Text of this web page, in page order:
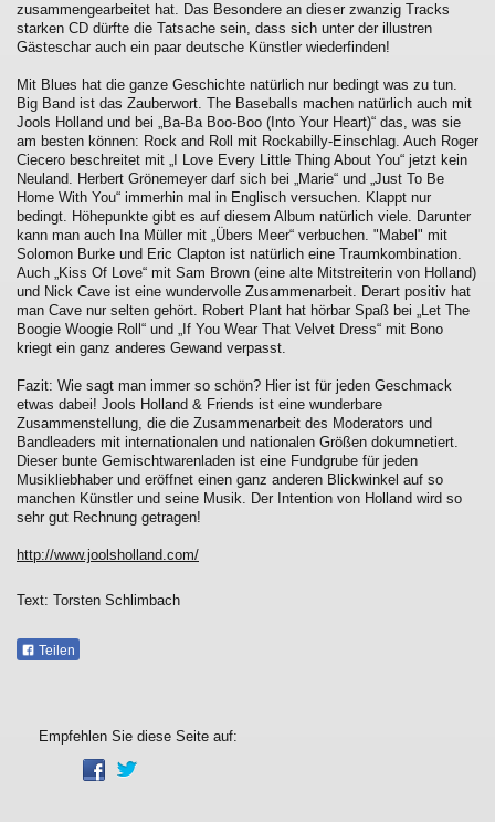
zusammengearbeitet hat. Das Besondere an dieser zwanzig Tracks
starken CD dürfte die Tatsache sein, dass sich unter der illustren
Gästeschar auch ein paar deutsche Künstler wiederfinden!
Mit Blues hat die ganze Geschichte natürlich nur bedingt was zu tun.
Big Band ist das Zauberwort. The Baseballs machen natürlich auch mit
Jools Holland und bei „Ba-Ba Boo-Boo (Into Your Heart)“ das, was sie
am besten können: Rock and Roll mit Rockabilly-Einschlag. Auch Roger
Ciecero beschreitet mit „I Love Every Little Thing About You“ jetzt kein
Neuland. Herbert Grönemeyer darf sich bei „Marie“ und „Just To Be
Home With You“ immerhin mal in Englisch versuchen. Klappt nur
bedingt. Höhepunkte gibt es auf diesem Album natürlich viele. Darunter
kann man auch Ina Müller mit „Übers Meer“ verbuchen. "Mabel" mit
Solomon Burke und Eric Clapton ist natürlich eine Traumkombination.
Auch „Kiss Of Love“ mit Sam Brown (eine alte Mitstreiterin von Holland)
und Nick Cave ist eine wundervolle Zusammenarbeit. Derart positiv hat
man Cave nur selten gehört. Robert Plant hat hörbar Spaß bei „Let The
Boogie Woogie Roll“ und „If You Wear That Velvet Dress“ mit Bono
kriegt ein ganz anderes Gewand verpasst.
Fazit: Wie sagt man immer so schön? Hier ist für jeden Geschmack
etwas dabei! Jools Holland & Friends ist eine wunderbare
Zusammenstellung, die die Zusammenarbeit des Moderators und
Bandleaders mit internationalen und nationalen Größen dokumnetiert.
Dieser bunte Gemischtwarenladen ist eine Fundgrube für jeden
Musikliebhaber und eröffnet einen ganz anderen Blickwinkel auf so
manchen Künstler und seine Musik. Der Intention von Holland wird so
sehr gut Rechnung getragen!
http://www.joolsholland.com/
Text: Torsten Schlimbach
Teilen
Empfehlen Sie diese Seite auf: